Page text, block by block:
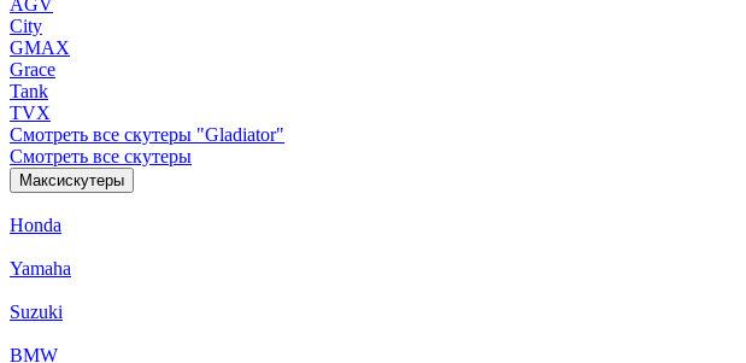
AGV
City
GMAX
Grace
Tank
TVX
Смотреть все скутеры "Gladiator"
Смотреть все скутеры
Максискутеры
Honda
Yamaha
Suzuki
BMW